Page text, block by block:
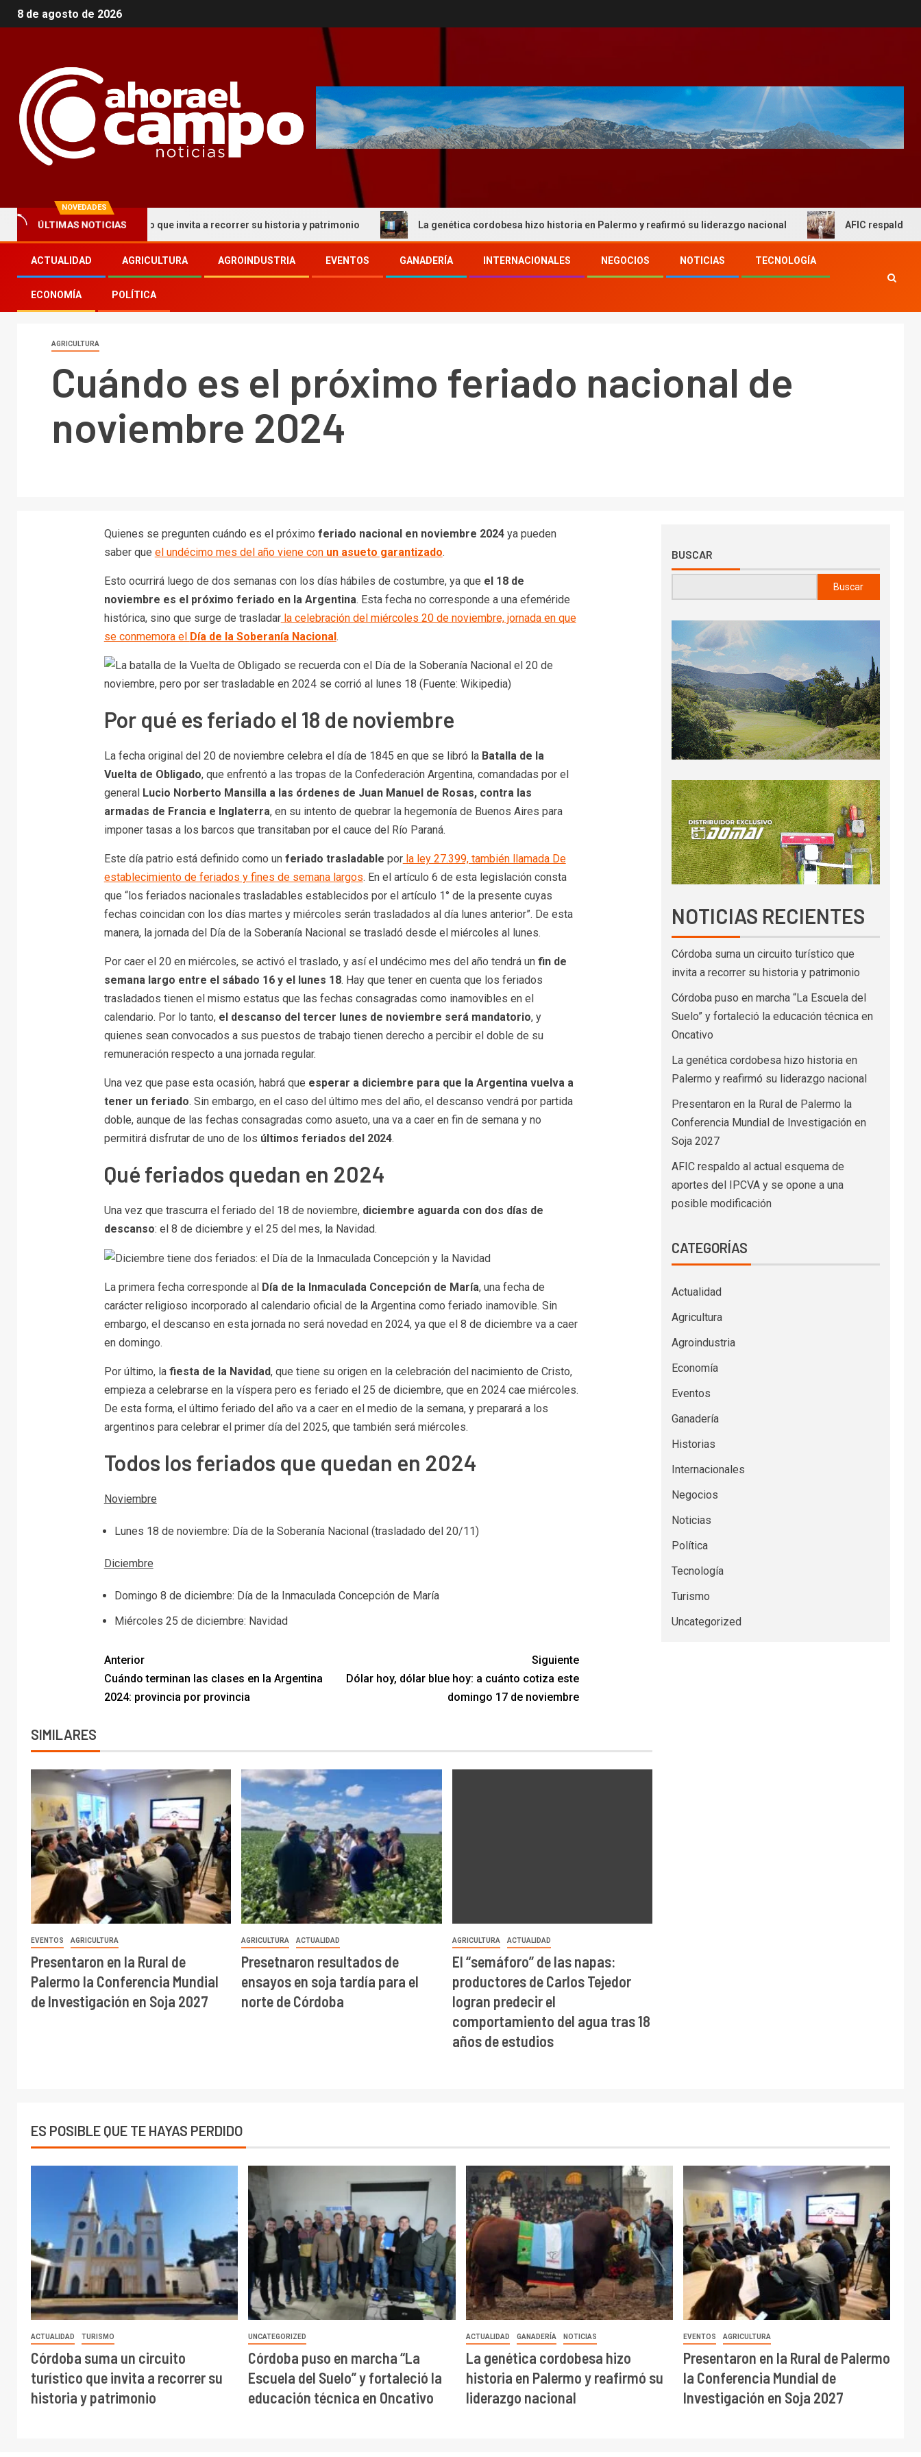
8 de agosto de 2026
NOVEDADES
ÚLTIMAS NOTICIAS
un circuito turístico que invita a recorrer su historia y patrimonio La genética cordobesa hizo historia en Palermo y reafirmó su liderazgo nacional AFIC respaldo al actual
ACTUALIDAD AGRICULTURA AGROINDUSTRIA EVENTOS GANADERÍA INTERNACIONALES NEGOCIOS NOTICIAS TECNOLOGÍA
ECONOMÍA POLÍTICA
AGRICULTURA
Cuándo es el próximo feriado nacional de
noviembre 2024
Quienes se pregunten cuándo es el próximo feriado nacional en noviembre 2024ya pueden
saber que el undécimo mes del año viene conun asueto garantizado.
Esto ocurrirá luego de dos semanas con los días hábiles de costumbre, ya que el 18 de
noviembre es el próximo feriado en la Argentina. Esta fecha no corresponde a una efeméride
histórica, sino que surge de trasladarla celebración del miércoles 20 de noviembre, jornada en que
se conmemora el Día de la Soberanía Nacional.
Por qué es feriado el 18 de noviembre
La fecha original del 20 de noviembre celebra el día de 1845 en que se libró la Batalla de la
Vuelta de Obligado, que enfrentó a las tropas de la Confederación Argentina, comandadas por el
general Lucio Norberto Mansilla a las órdenes de Juan Manuel de Rosas, contra las
armadas de Francia e Inglaterra, en su intento de quebrar la hegemonía de Buenos Aires para
imponer tasas a los barcos que transitaban por el cauce del Río Paraná.
Este día patrio está definido como unferiado trasladable porla ley 27.399, también llamada De
establecimiento de feriados y fines de semana largos. En el artículo 6 de esta legislación consta
que “los feriados nacionales trasladables establecidos por el artículo 1° de la presente cuyas
fechas coincidan con los días martes y miércoles serán trasladados al día lunes anterior”. De esta
manera, la jornada del Día de la Soberanía Nacional se trasladó desde el miércoles al lunes.
Por caer el 20 en miércoles, se activó el traslado, y así el undécimo mes del año tendrá unfin de
semana largo entre el sábado 16 y el lunes 18. Hay que tener en cuenta que los feriados
trasladados tienen el mismo estatus que las fechas consagradas como inamovibles en el
calendario. Por lo tanto, el descanso del tercer lunes de noviembre será mandatorio, y
quienes sean convocados a sus puestos de trabajo tienen derecho a percibir el doble de su
remuneración respecto a una jornada regular.
Una vez que pase esta ocasión, habrá que esperar a diciembre para que la Argentina vuelva a
tener un feriado. Sin embargo, en el caso del último mes del año, el descanso vendrá por partida
doble, aunque de las fechas consagradas como asueto, una va a caer en fin de semana y no
permitirá disfrutar de uno de los últimos feriados del 2024.
Qué feriados quedan en 2024
Una vez que trascurra el feriado del 18 de noviembre,diciembre aguarda con dos días de
descanso: el 8 de diciembre y el 25 del mes, la Navidad.
La primera fecha corresponde alDía de la Inmaculada Concepción de María, una fecha de
carácter religioso incorporado al calendario oficial de la Argentina como feriado inamovible. Sin
embargo, el descanso en esta jornada no será novedad en 2024, ya que el 8 de diciembre va a caer
en domingo.
Por último, la fiesta de la Navidad, que tiene su origen en la celebración del nacimiento de Cristo,
empieza a celebrarse en la víspera pero es feriado el 25 de diciembre, que en 2024 cae miércoles.
De esta forma, el último feriado del año va a caer en el medio de la semana, y preparará a los
argentinos para celebrar el primer día del 2025, que también será miércoles.
Todos los feriados que quedan en 2024
Noviembre
Lunes 18 de noviembre: Día de la Soberanía Nacional (trasladado del 20/11)
Diciembre
Domingo 8 de diciembre: Día de la Inmaculada Concepción de María
Miércoles 25 de diciembre: Navidad
Anterior
Cuándo terminan las clases en la Argentina
2024: provincia por provincia
Siguiente
Dólar hoy, dólar blue hoy: a cuánto cotiza este
domingo 17 de noviembre
SIMILARES
EVENTOS AGRICULTURA
Presentaron en la Rural de
Palermo la Conferencia Mundial
de Investigación en Soja 2027
AGRICULTURA ACTUALIDAD
Presetnaron resultados de
ensayos en soja tardía para el
norte de Córdoba
AGRICULTURA ACTUALIDAD
El “semáforo” de las napas:
productores de Carlos Tejedor
logran predecir el
comportamiento del agua tras 18
años de estudios
BUSCAR
Buscar
NOTICIAS RECIENTES
Córdoba suma un circuito turístico que
invita a recorrer su historia y patrimonio
Córdoba puso en marcha “La Escuela del
Suelo” y fortaleció la educación técnica en
Oncativo
La genética cordobesa hizo historia en
Palermo y reafirmó su liderazgo nacional
Presentaron en la Rural de Palermo la
Conferencia Mundial de Investigación en
Soja 2027
AFIC respaldo al actual esquema de
aportes del IPCVA y se opone a una
posible modificación
CATEGORÍAS
Actualidad
Agricultura
Agroindustria
Economía
Eventos
Ganadería
Historias
Internacionales
Negocios
Noticias
Política
Tecnología
Turismo
Uncategorized
ES POSIBLE QUE TE HAYAS PERDIDO
ACTUALIDAD TURISMO
Córdoba suma un circuito
turístico que invita a recorrer su
historia y patrimonio
UNCATEGORIZED
Córdoba puso en marcha “La
Escuela del Suelo” y fortaleció la
educación técnica en Oncativo
ACTUALIDAD GANADERÍA NOTICIAS
La genética cordobesa hizo
historia en Palermo y reafirmó su
liderazgo nacional
EVENTOS AGRICULTURA
Presentaron en la Rural de Palermo
la Conferencia Mundial de
Investigación en Soja 2027